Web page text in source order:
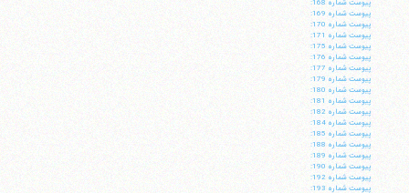
پيوست شماره 168:
پيوست شماره 169:
پيوست شماره 170:
پيوست شماره 171:
پيوست شماره 175:
پيوست شماره 176:
پيوست شماره 177:
پيوست شماره 179:
پيوست شماره 180:
پيوست شماره 181:
پيوست شماره 182:
پيوست شماره 184:
پيوست شماره 185:
پيوست شماره 188:
پيوست شماره 189:
پيوست شماره 190:
پيوست شماره 192:
پيوست شماره 193: